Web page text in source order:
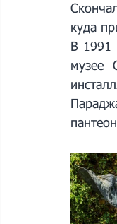
куда
В 1991
музее